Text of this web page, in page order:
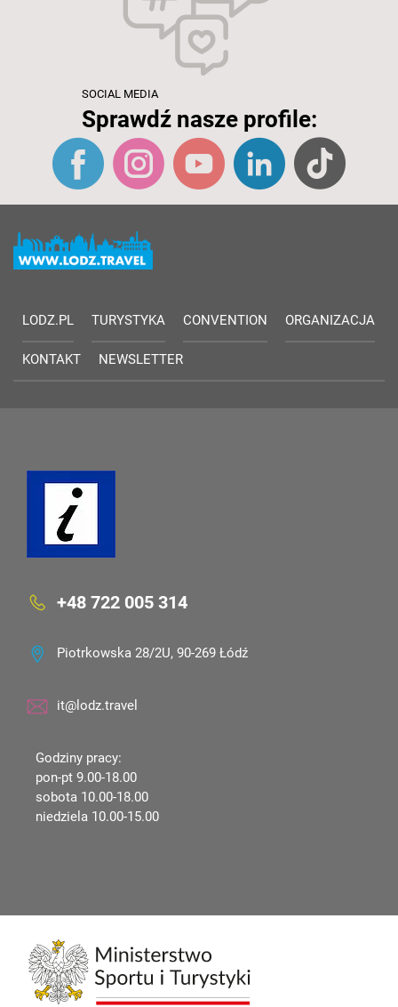
SOCIAL MEDIA
Sprawdź nasze profile:
LODZ.PL TURYSTYKA CONVENTION ORGANIZACJA
KONTAKT NEWSLETTER
+48 722 005 314
Piotrkowska 28/2U, 90-269 Łódź
it@lodz.travel
Godziny pracy:
pon-pt 9.00-18.00
sobota 10.00-18.00
niedziela 10.00-15.00